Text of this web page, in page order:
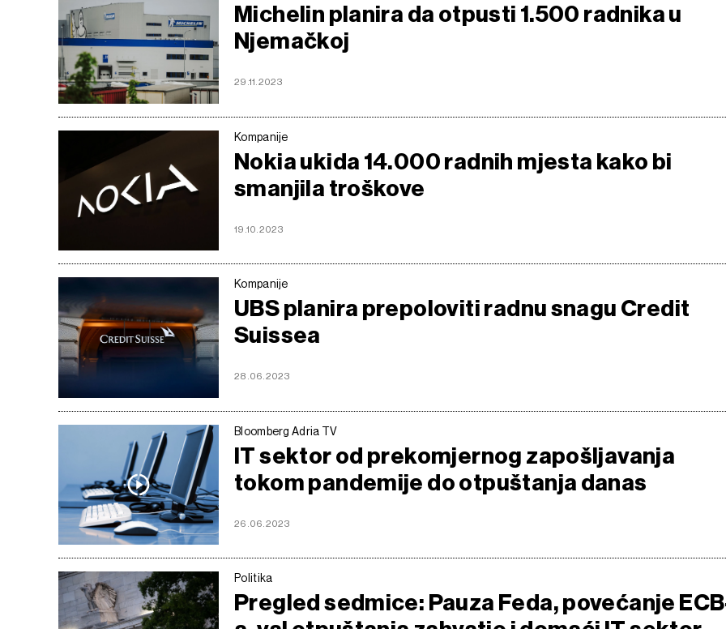
Michelin planira da otpusti 1.500 radnika u
Njemačkoj
29.11.2023
Kompanije
Nokia ukida 14.000 radnih mjesta kako bi
smanjila troškove
19.10.2023
Kompanije
UBS planira prepoloviti radnu snagu Credit
Suissea
28.06.2023
Bloomberg Adria TV
IT sektor od prekomjernog zapošljavanja
tokom pandemije do otpuštanja danas
26.06.2023
Politika
Pregled sedmice: Pauza Feda, povećanje